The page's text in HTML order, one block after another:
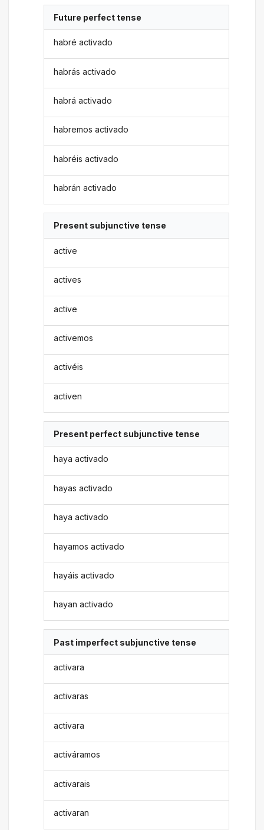
Future perfect tense
habré activado
habrás activado
habrá activado
habremos activado
habréis activado
habrán activado
Present subjunctive tense
active
actives
active
activemos
activéis
activen
Present perfect subjunctive tense
haya activado
hayas activado
haya activado
hayamos activado
hayáis activado
hayan activado
Past imperfect subjunctive tense
activara
activaras
activara
activáramos
activarais
activaran